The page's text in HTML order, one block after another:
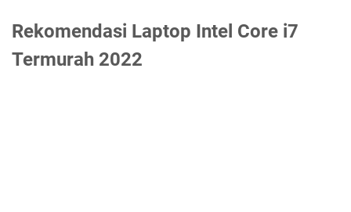
Rekomendasi Laptop Intel Core i7
Termurah 2022